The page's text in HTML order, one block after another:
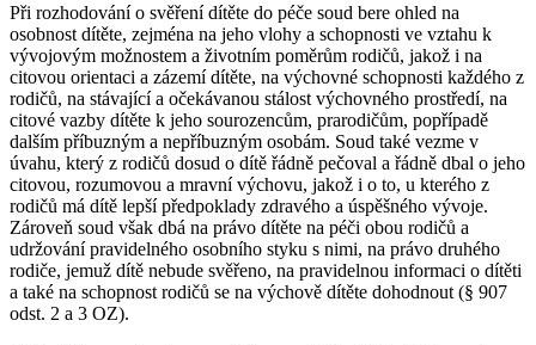
Při rozhodování o svěření dítěte do péče soud bere ohled na
osobnost dítěte, zejména na jeho vlohy a schopnosti ve vztahu k
vývojovým možnostem a životním poměrům rodičů, jakož i na
citovou orientaci a zázemí dítěte, na výchovné schopnosti každého z
rodičů, na stávající a očekávanou stálost výchovného prostředí, na
citové vazby dítěte k jeho sourozencům, prarodičům, popřípadě
dalším příbuzným a nepříbuzným osobám. Soud také vezme v
úvahu, který z rodičů dosud o dítě řádně pečoval a řádně dbal o jeho
citovou, rozumovou a mravní výchovu, jakož i o to, u kterého z
rodičů má dítě lepší předpoklady zdravého a úspěšného vývoje.
Zároveň soud však dbá na právo dítěte na péči obou rodičů a
udržování pravidelného osobního styku s nimi, na právo druhého
rodiče, jemuž dítě nebude svěřeno, na pravidelnou informaci o dítěti
a také na schopnost rodičů se na výchově dítěte dohodnout (§ 907
odst. 2 a 3 OZ).